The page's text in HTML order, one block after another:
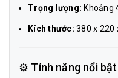
Trọng lượng: Khoảng
Kích thước: 380 x 220
⚙️ Tính năng nổi bật